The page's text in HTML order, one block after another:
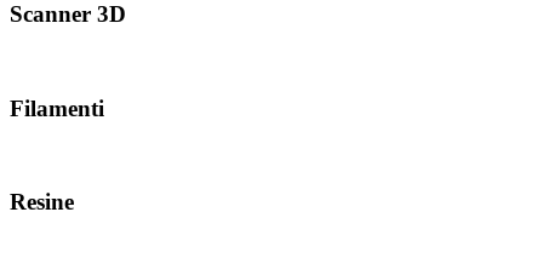
Scanner 3D
Filamenti
Resine